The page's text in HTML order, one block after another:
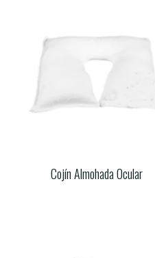
Cojín Almohada Ocular